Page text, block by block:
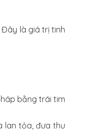
là giá trị tinh
bằng trái tim
lan tỏa, đưa thư